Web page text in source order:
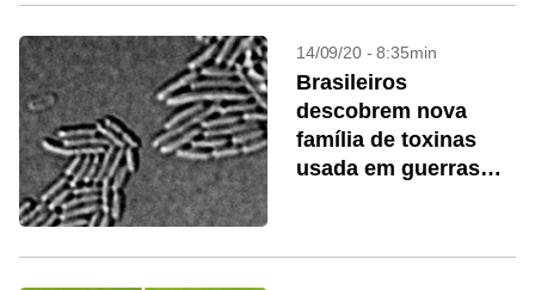
14/09/20 - 8:35min
Brasileiros
descobrem nova
família de toxinas
usada em guerras